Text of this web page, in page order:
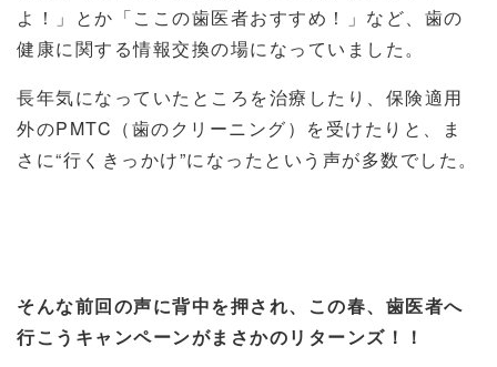
よ！」とか「ここの歯医者おすすめ！」など、歯の
健康に関する情報交換の場になっていました。
長年気になっていたところを治療したり、保険適用
外のPMTC （歯のクリーニング）を受けたりと、ま
さに“行くきっかけ”になったという声が多数でした。
そんな前回の声に背中を押され、この春、歯医者へ
行こうキャンペーンがまさかのリターンズ！！